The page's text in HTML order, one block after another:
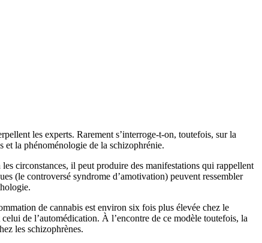
les experts. Rarement s’interroge-t-on, toutefois, sur la
et la phénoménologie de la schizophrénie.
circonstances, il peut produire des manifestations qui rappellent
(le controversé syndrome d’amotivation) peuvent ressembler
de cannabis est environ six fois plus élevée chez le
de l’automédication. À l’encontre de ce modèle toutefois, la
les schizophrènes.